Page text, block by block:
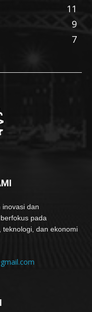
11
9
7
inovasi dan
pada
teknologi, dan ekonomi